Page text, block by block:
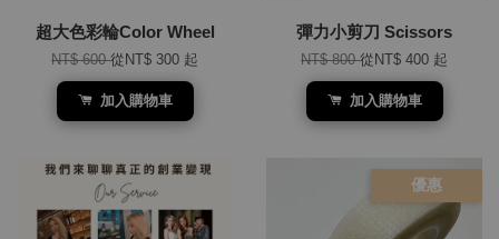
超大色彩輪Color Wheel
NT$ 600從NT$ 300 起
加入購物車
彈力小剪刀 Scissors
NT$ 800從NT$ 400 起
加入購物車
優惠